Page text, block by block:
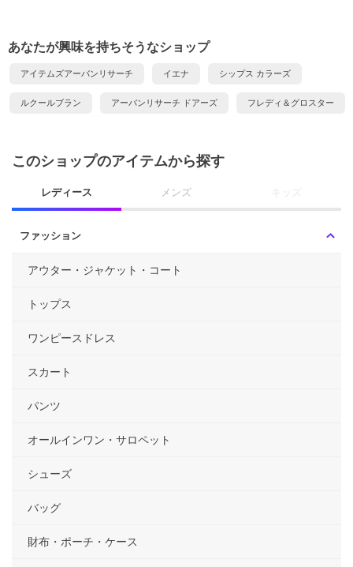
あなたが興味を持ちそうなショップ
アイテムズアーバンリサーチ イエナ シップス カラーズ
ルクールブラン アーバンリサーチ ドアーズ フレディ＆グロスター
このショップのアイテムから探す
レディース メンズ キッズ
ファッション
アウター・ジャケット・コート
トップス
ワンピースドレス
スカート
パンツ
オールインワン・サロペット
シューズ
バッグ
財布・ポーチ・ケース